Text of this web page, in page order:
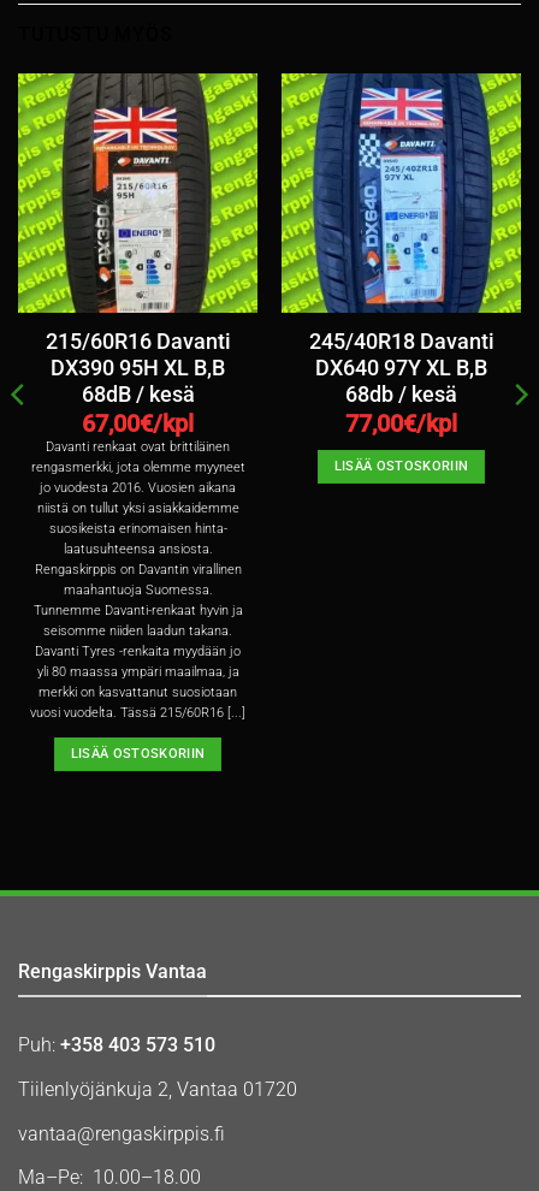
215/60R16 Davanti
DX390 95H XL B,B
68dB / kesä
67,00€/kpl
Davanti renkaat ovat brittiläinen
rengasmerkki, jota olemme myyneet
jo vuodesta 2016. Vuosien aikana
niistä on tullut yksi asiakkaidemme
suosikeista erinomaisen hinta-
laatusuhteensa ansiosta.
Rengaskirppis on Davantin virallinen
maahantuoja Suomessa.
Tunnemme Davanti-renkaat hyvin ja
seisomme niiden laadun takana.
Davanti Tyres -renkaita myydään jo
yli 80 maassa ympäri maailmaa, ja
merkki on kasvattanut suosiotaan
vuosi vuodelta. Tässä 215/60R16 [...]
LISÄÄ OSTOSKORIIN
245/40R18 Davanti
DX640 97Y XL B,B
68db / kesä
77,00€/kpl
LISÄÄ OSTOSKORIIN
Rengaskirppis Vantaa
Puh: +358 403 573 510
Tiilenlyöjänkuja 2, Vantaa 01720
vantaa@rengaskirppis.fi
Ma–Pe: 10.00–18.00